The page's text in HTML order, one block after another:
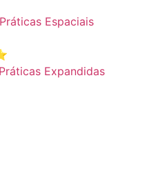
Espaciais
Expandidas